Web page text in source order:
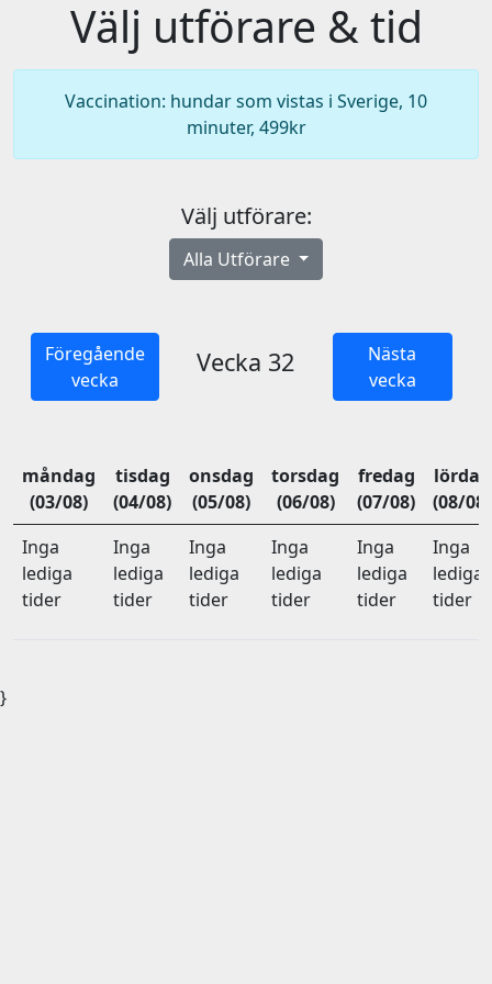
Välj utförare & tid
Vaccination: hundar som vistas i Sverige, 10
minuter, 499kr
Välj utförare:
Alla Utförare
Föregående
vecka
Vecka 32
Nästa
vecka
måndag
(03/08)
tisdag
(04/08)
onsdag
(05/08)
torsdag
(06/08)
fredag
(07/08)
lördag
(08/08)
Inga
lediga
tider
Inga
lediga
tider
Inga
lediga
tider
Inga
lediga
tider
Inga
lediga
tider
Inga
lediga
tider
}